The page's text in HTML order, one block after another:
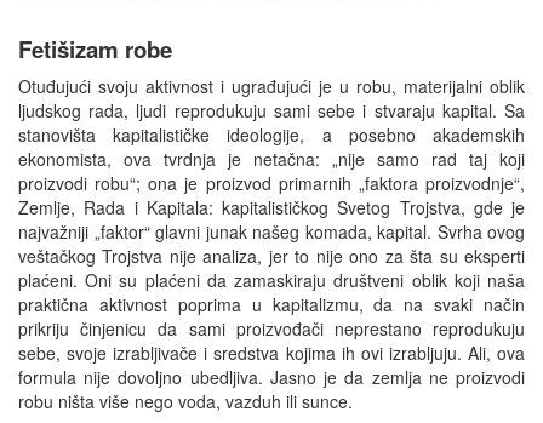
Fetišizam robe
Otuđujući svoju aktivnost i ugrađujući je u robu, materijalni oblik
ljudskog rada, ljudi reprodukuju sami sebe i stvaraju kapital. Sa
stanovišta kapitalističke ideologije, a posebno akademskih
ekonomista, ova tvrdnja je netačna: „nije samo rad taj koji
proizvodi robu“; ona je proizvod primarnih „faktora proizvodnje“,
Zemlje, Rada i Kapitala: kapitalističkog Svetog Trojstva, gde je
najvažniji „faktor“ glavni junak našeg komada, kapital. Svrha ovog
veštačkog Trojstva nije analiza, jer to nije ono za šta su eksperti
plaćeni. Oni su plaćeni da zamaskiraju društveni oblik koji naša
praktična aktivnost poprima u kapitalizmu, da na svaki način
prikriju činjenicu da sami proizvođači neprestano reprodukuju
sebe, svoje izrabljivače i sredstva kojima ih ovi izrabljuju. Ali, ova
formula nije dovoljno ubedljiva. Jasno je da zemlja ne proizvodi
robu ništa više nego voda, vazduh ili sunce.